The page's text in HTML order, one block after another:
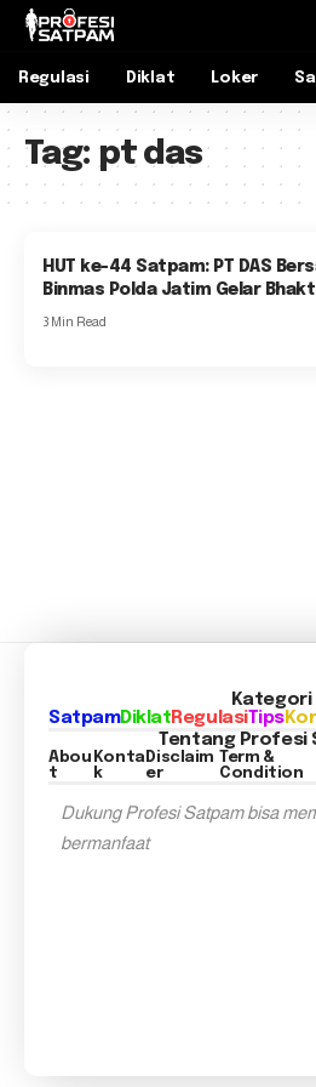
Regulasi Diklat Loker
Tag: pt das
HUT ke-44 Satpam: PT DAS
Binmas Polda Jatim Gelar
3 Min Read
Kategori
SatpamDiklatRegulasiTips
Tentang Profesi
Abou
t
Konta
k
Disclaim
er
Term &
Condition
Dukung Profesi Satpam bisa
bermanfaat